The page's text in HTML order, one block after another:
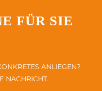
FÜR SIE
ANLIEGEN?
NACHRICHT.